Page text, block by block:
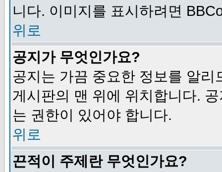
니다. 이미지를 표시하려면
위로
공지가 무엇인가요?
공지는 가끔 중요한 정보를 알
게시판의 맨 위에 위치합니다.
는 권한이 있어야 합니다.
위로
끈적이 주제란 무엇인가요?